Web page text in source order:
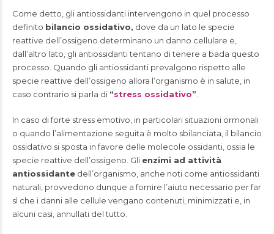
Come detto, gli antiossidanti intervengono in quel processo
definito bilancio ossidativo, dove da un lato le specie
reattive dell’ossigeno determinano un danno cellulare e,
dall’altro lato, gli antiossidanti tentano di tenere a bada questo
processo. Quando gli antiossidanti prevalgono rispetto alle
specie reattive dell’ossigeno allora l’organismo è in salute, in
caso contrario si parla di “stress ossidativo”
In caso di forte stress emotivo, in particolari situazioni ormonali
o quando l’alimentazione seguita è molto sbilanciata, il bilancio
ossidativo si sposta in favore delle molecole ossidanti, ossia le
specie reattive dell’ossigeno. Gli enzimi ad attività
antiossidante dell’organismo, anche noti come antiossidanti
naturali, provvedono dunque a fornire l’aiuto necessario per far
sì che i danni alle cellule vengano contenuti, minimizzati e, in
alcuni casi, annullati del tutto.